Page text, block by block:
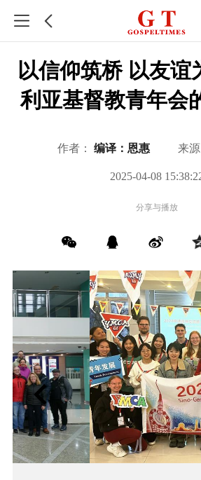
以信仰筑桥 以友谊
利亚基督教青年会
作者： 编译：恩惠 来源
2025-04-08
分享与播放